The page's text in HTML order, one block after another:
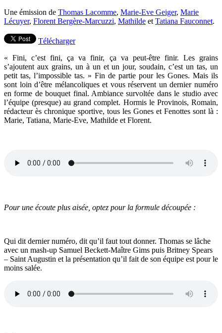
Une émission de Thomas Lacomme, Marie-Eve Geiger, Marie
Lécuyer, Florent Bergère-Marcuzzi, Mathilde et Tatiana Fauconnet.
Télécharger
« Fini, c’est fini, ça va finir, ça va peut-être finir. Les grains
s’ajoutent aux grains, un à un et un jour, soudain, c’est un tas, un
petit tas, l’impossible tas. » Fin de partie pour les Gones. Mais ils
sont loin d’être mélancoliques et vous réservent un dernier numéro
en forme de bouquet final. Ambiance survoltée dans le studio avec
l’équipe (presque) au grand complet. Hormis le Provinois, Romain,
rédacteur ès chronique sportive, tous les Gones et Fenottes sont là :
Marie, Tatiana, Marie-Eve, Mathilde et Florent.
Pour une écoute plus aisée, optez pour la formule découpée :
Qui dit dernier numéro, dit qu’il faut tout donner. Thomas se lâche
avec un mash-up Samuel Beckett-Maître Gims puis Britney Spears
– Saint Augustin et la présentation qu’il fait de son équipe est pour le
moins salée.